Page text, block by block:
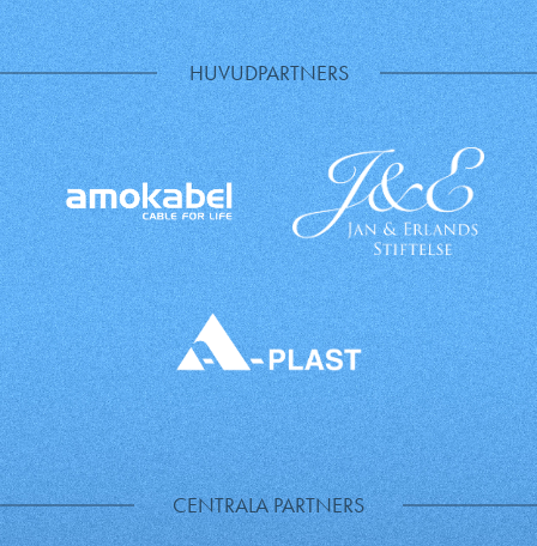
HUVUDPARTNERS
CENTRALA PARTNERS